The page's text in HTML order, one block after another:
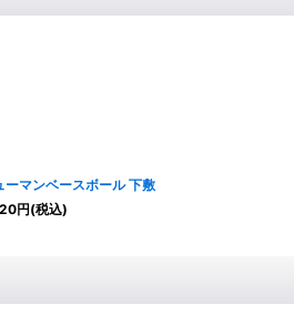
ーマンベースボール 下敷
円(税込)